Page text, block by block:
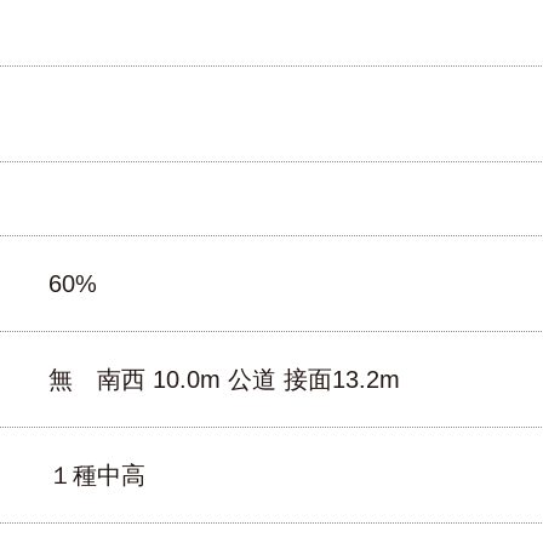
60%
無 南西 10.0m 公道 接面13.2m
１種中高